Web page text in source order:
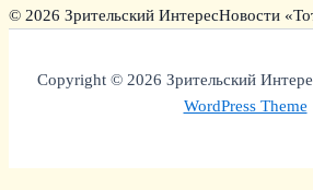
© 2026 Зрительский ИнтересНовости
Copyright © 2026 Зрительский
WordPress Theme